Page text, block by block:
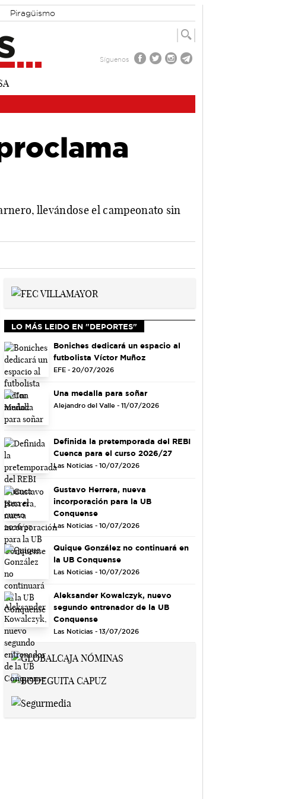
Piragüismo
Síguenos
llevándose el campeonato sin
LO MÁS LEIDO EN "DEPORTES"
Boniches dedicará un espacio al
futbolista Víctor Muñoz
EFE - 20/07/2026
Una medalla para soñar
Alejandro del Valle - 11/07/2026
Definida la pretemporada del REBI
Cuenca para el curso 2026/27
Las Noticias - 10/07/2026
Gustavo Herrera, nueva
incorporación para la UB
Conquense
Las Noticias - 10/07/2026
Quique González no continuará en
la UB Conquense
Las Noticias - 10/07/2026
Aleksander Kowalczyk, nuevo
segundo entrenador de la UB
Conquense
Las Noticias - 13/07/2026